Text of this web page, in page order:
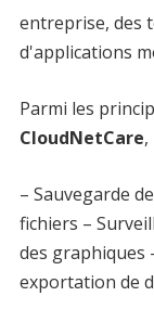
entreprise, des
d'applications
Parmi les
CloudNetCare
– Sauvegarde
fichiers –
des graphiques
exportation de